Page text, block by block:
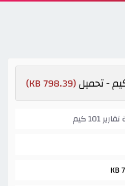
(798.39 KB)
كيم